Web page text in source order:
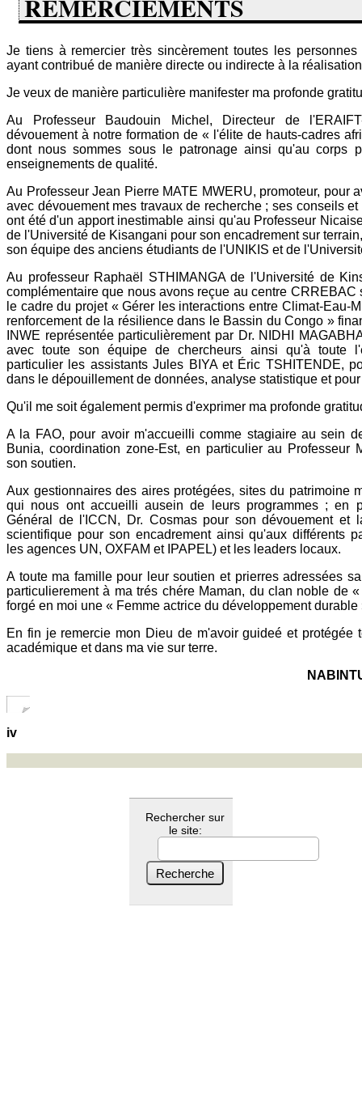
REMERCIEMENTS
Je tiens à remercier très sincèrement toutes les
ayant contribué de manière directe ou indirecte à la
Je veux de manière particulière manifester ma profonde
Au Professeur Baudouin Michel, Directeur de
dévouement à notre formation de « l'élite de hauts-cadres
dont nous sommes sous le patronage ainsi qu'au corps
enseignements de qualité.
Au Professeur Jean Pierre MATE MWERU, promoteur, pour
avec dévouement mes travaux de recherche ; ses conseils
ont été d'un apport inestimable ainsi qu'au Professeur
de l'Université de Kisangani pour son encadrement sur
son équipe des anciens étudiants de l'UNIKIS et de
Au professeur Raphaël STHIMANGA de l'Université de
complémentaire que nous avons reçue au centre CRREBAC
le cadre du projet « Gérer les interactions entre Climat-Eau-
renforcement de la résilience dans le Bassin du Congo »
INWE représentée particulièrement par Dr. NIDHI
avec toute son équipe de chercheurs ainsi qu'à toute
particulier les assistants Jules BIYA et Éric TSHITENDE,
dans le dépouillement de données, analyse statistique et
Qu'il me soit également permis d'exprimer ma profonde
A la FAO, pour avoir m'accueilli comme stagiaire au sein
Bunia, coordination zone-Est, en particulier au Professeur
son soutien.
Aux gestionnaires des aires protégées, sites du patrimoine
qui nous ont accueilli ausein de leurs programmes ; en
Général de l'ICCN, Dr. Cosmas pour son dévouement et
scientifique pour son encadrement ainsi qu'aux différents
les agences UN, OXFAM et IPAPEL) et les leaders locaux.
A toute ma famille pour leur soutien et prierres adressées
particulierement à ma trés chére Maman, du clan noble de
forgé en moi une « Femme actrice du développement durable
En fin je remercie mon Dieu de m'avoir guideé et protégée
académique et dans ma vie sur terre.
iv
Rechercher sur
le site: